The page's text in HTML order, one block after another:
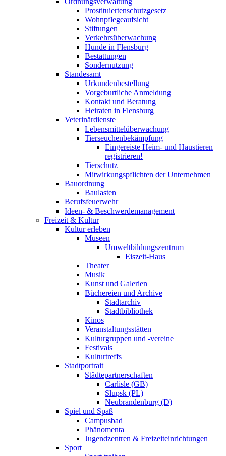
Prostituiertenschutzgesetz
Wohnpflegeaufsicht
Stiftungen
Verkehrsüberwachung
Hunde in Flensburg
Bestattungen
Sondernutzung
Standesamt
Urkundenbestellung
Vorgeburtliche Anmeldung
Kontakt und Beratung
Heiraten in Flensburg
Veterinärdienste
Lebensmittelüberwachung
Tierseuchenbekämpfung
Eingereiste Heim- und Haustieren
registrieren!
Tierschutz
Mitwirkungspflichten der Unternehmen
Bauordnung
Baulasten
Berufsfeuerwehr
Ideen- & Beschwerdemanagement
Freizeit & Kultur
Kultur erleben
Museen
Umweltbildungszentrum
Eiszeit-Haus
Theater
Musik
Kunst und Galerien
Büchereien und Archive
Stadtarchiv
Stadtbibliothek
Kinos
Veranstaltungsstätten
Kulturgruppen und -vereine
Festivals
Kulturtreffs
Stadtportrait
Städtepartnerschaften
Carlisle (GB)
Slupsk (PL)
Neubrandenburg (D)
Spiel und Spaß
Campusbad
Phänomenta
Jugendzentren & Freizeiteinrichtungen
Sport